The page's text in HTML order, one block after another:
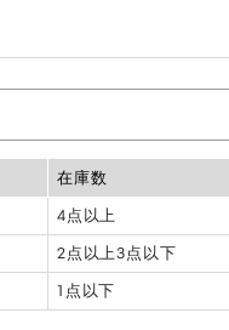
在庫数
4点以上
2点以上3点以下
1点以下